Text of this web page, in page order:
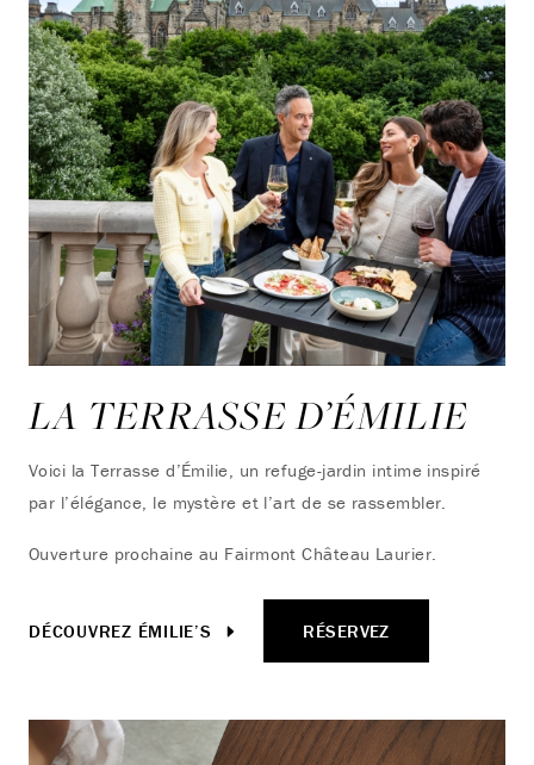
LA TERRASSE D’ÉMILIE
Voici la Terrasse d’Émilie, un refuge-jardin intime inspiré
par l’élégance, le mystère et l’art de se rassembler.
Ouverture prochaine au Fairmont Château Laurier.
DÉCOUVREZ ÉMILIE’S RÉSERVEZ